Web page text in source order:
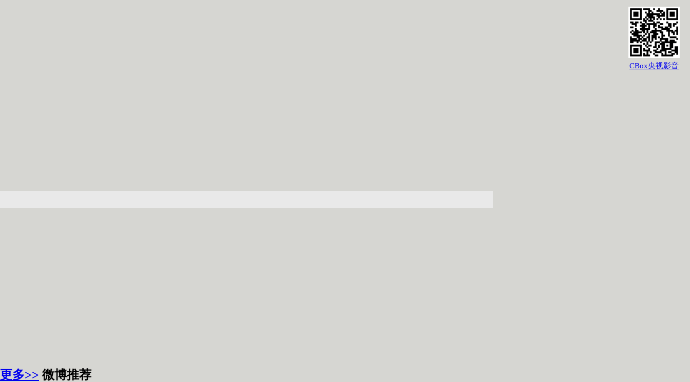
更多>> 微博推荐
CBox央视影音